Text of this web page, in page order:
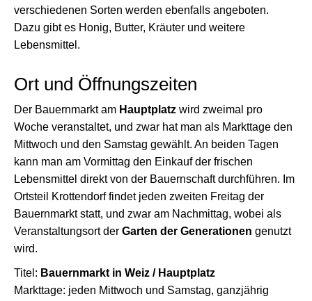
verschiedenen Sorten werden ebenfalls angeboten.
Dazu gibt es Honig, Butter, Kräuter und weitere
Lebensmittel.
Ort und Öffnungszeiten
Der Bauernmarkt am Hauptplatz wird zweimal pro
Woche veranstaltet, und zwar hat man als Markttage den
Mittwoch und den Samstag gewählt. An beiden Tagen
kann man am Vormittag den Einkauf der frischen
Lebensmittel direkt von der Bauernschaft durchführen. Im
Ortsteil Krottendorf findet jeden zweiten Freitag der
Bauernmarkt statt, und zwar am Nachmittag, wobei als
Veranstaltungsort der Garten der Generationen genutzt
wird.
Titel: Bauernmarkt in Weiz / Hauptplatz
Markttage: jeden Mittwoch und Samstag, ganzjährig